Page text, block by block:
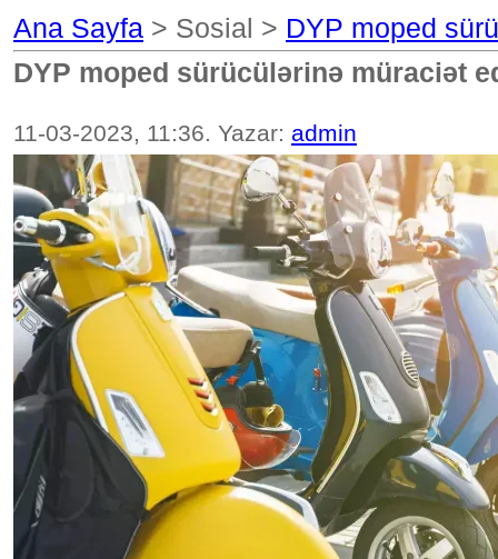
Ana Sayfa > Sosial > DYP moped
DYP moped sürücülərinə müraciət
11-03-2023, 11:36. Yazar: admin